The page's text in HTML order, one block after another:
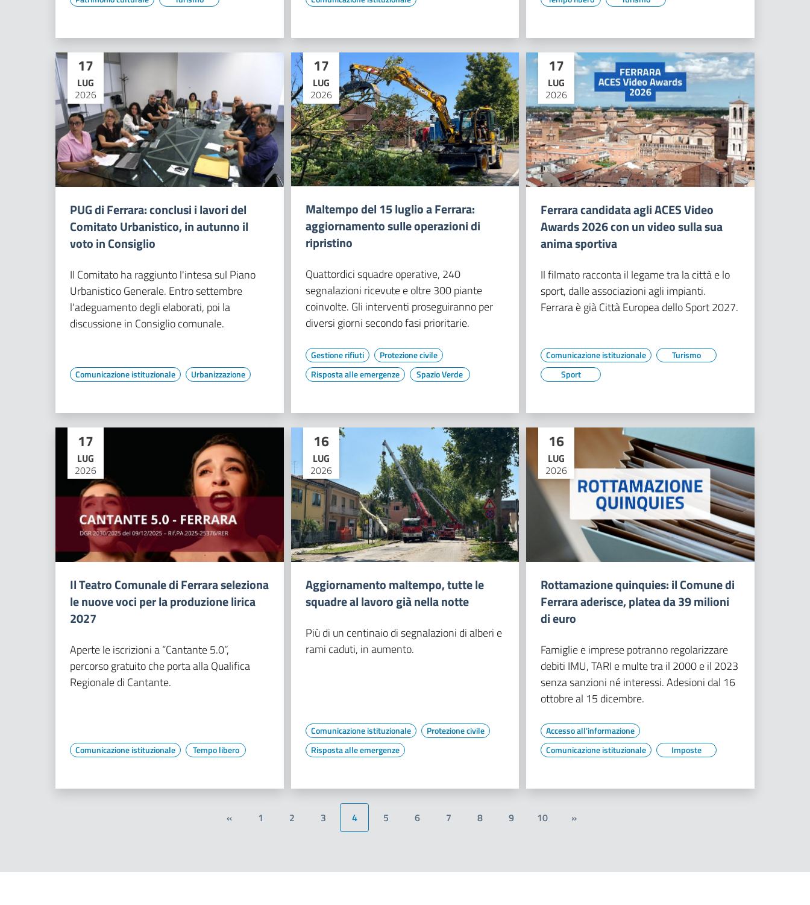
17
LUG
2026
PUG di Ferrara: conclusi i lavori del
Comitato Urbanistico, in autunno il
voto in Consiglio
Il Comitato ha raggiunto l'intesa sul Piano
Urbanistico Generale. Entro settembre
l'adeguamento degli elaborati, poi la
discussione in Consiglio comunale.
Comunicazione istituzionale Urbanizzazione
17
LUG
2026
Maltempo del 15 luglio a Ferrara:
aggiornamento sulle operazioni di
ripristino
Quattordici squadre operative, 240
segnalazioni ricevute e oltre 300 piante
coinvolte. Gli interventi proseguiranno per
diversi giorni secondo fasi prioritarie.
Gestione rifiuti
Protezione civile
Risposta alle emergenze
Spazio Verde
17
LUG
2026
Ferrara candidata agli ACES Video
Awards 2026 con un video sulla sua
anima sportiva
Il filmato racconta il legame tra la città e lo
sport, dalle associazioni agli impianti.
Ferrara è già Città Europea dello Sport 2027.
Comunicazione istituzionale
Turismo
Sport
17
LUG
2026
Il Teatro Comunale di Ferrara seleziona
le nuove voci per la produzione lirica
2027
Aperte le iscrizioni a “Cantante 5.0”,
percorso gratuito che porta alla Qualifica
Regionale di Cantante.
Comunicazione istituzionale Tempo libero
16
LUG
2026
Aggiornamento maltempo, tutte le
squadre al lavoro già nella notte
Più di un centinaio di segnalazioni di alberi e
rami caduti, in aumento.
Comunicazione istituzionale
Protezione civile
Risposta alle emergenze
16
LUG
2026
Rottamazione quinquies: il Comune di
Ferrara aderisce, platea da 39 milioni
di euro
Famiglie e imprese potranno regolarizzare
debiti IMU, TARI e multe tra il 2000 e il 2023
senza sanzioni né interessi. Adesioni dal 16
ottobre al 15 dicembre.
Accesso all'informazione
Comunicazione istituzionale
Imposte
« 1 2 3 4 5 6 7 8 9 10 »